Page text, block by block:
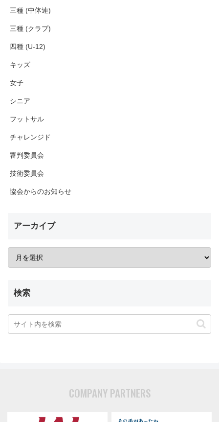
三種 (中体連)
三種 (クラブ)
四種 (U-12)
キッズ
女子
シニア
フットサル
チャレンジド
審判委員会
技術委員会
協会からのお知らせ
アーカイブ
検索
COMPANY PARTNERS